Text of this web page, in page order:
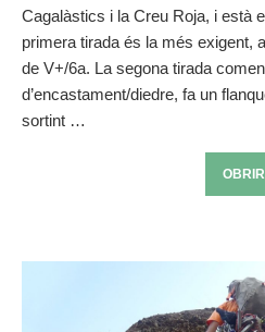
Cagalàstics i la Creu Roja, i està
primera tirada és la més exigent,
de V+/6a. La segona tirada
d’encastament/diedre, fa un
sortint …
OBRIR